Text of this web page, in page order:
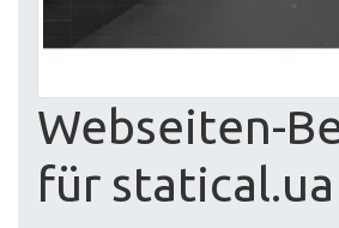
Webseiten-
für statical.ua